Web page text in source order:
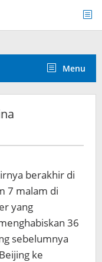
Menu
berakhir di
7 malam di
yang
36
sebelumnya
ke